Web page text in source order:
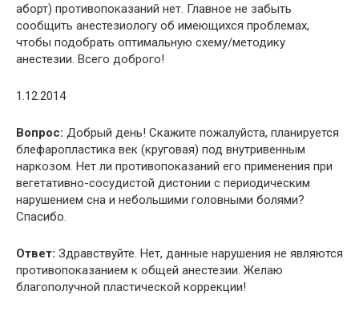
аборт) противопоказаний нет. Главное не забыть
сообщить анестезиологу об имеющихся проблемах,
чтобы подобрать оптимальную схему/методику
анестезии. Всего доброго!
1.12.2014
Вопрос: Добрый день! Скажите пожалуйста, планируется
блефаропластика век (круговая) под внутривенным
наркозом. Нет ли противопоказаний его применения при
вегетативно-сосудистой дистонии с периодическим
нарушением сна и небольшими головными болями?
Спасибо.
Ответ: Здравствуйте. Нет, данные нарушения не являются
противопоказанием к общей анестезии. Желаю
благополучной пластической коррекции!